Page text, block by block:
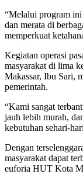
“Melalui program ini
dan merata di
memperkuat
Kegiatan operasi
masyarakat di lima
Makassar, Ibu Sari,
pemerintah.
“Kami sangat
jauh lebih murah,
kebutuhan sehari-
Dengan
masyarakat dapat
euforia HUT Kota